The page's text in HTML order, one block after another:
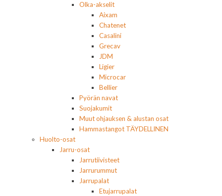
Olka-akselit
Aixam
Chatenet
Casalini
Grecav
JDM
Ligier
Microcar
Bellier
Pyörän navat
Suojakumit
Muut ohjauksen & alustan osat
Hammastangot TÄYDELLINEN
Huolto-osat
Jarru-osat
Jarrutiivisteet
Jarrurummut
Jarrupalat
Etujarrupalat